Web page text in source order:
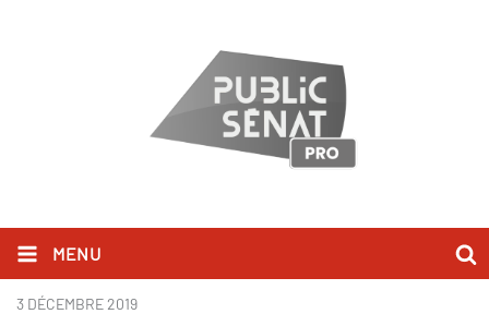
MENU
JC Lagarde.png
3 DÉCEMBRE 2019